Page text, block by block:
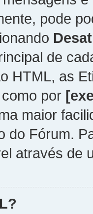
pode
de
HTML, as
por
maior
do Fórum.
através de